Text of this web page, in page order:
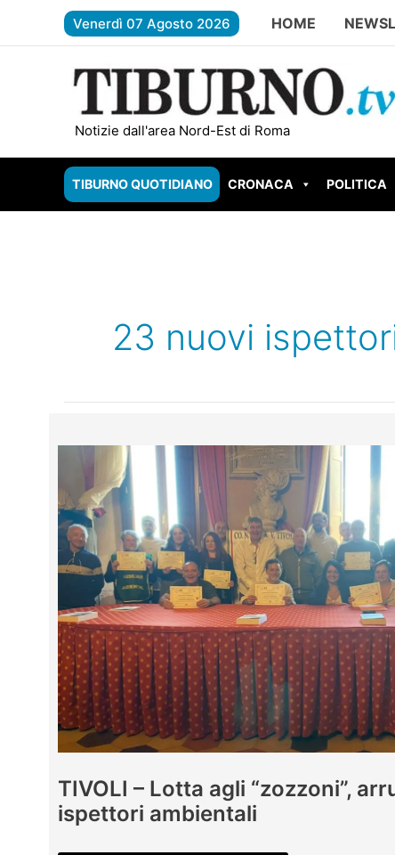
Venerdì 07 Agosto 2026 HOME
Notizie dall'area Nord-Est di Roma
FREGENE – Accoltella il padre
TIBURNO QUOTIDIANO CRONACA POLITICA
23 nuovi
TIVOLI – Lotta agli “zozzoni”,
ispettori ambientali